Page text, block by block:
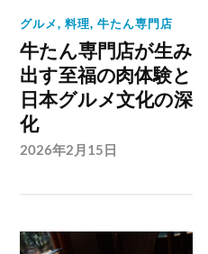
グルメ,料理,牛たん専門店
牛たん専門店が生み
出す至福の肉体験と
日本グルメ文化の深
化
2026年2月15日